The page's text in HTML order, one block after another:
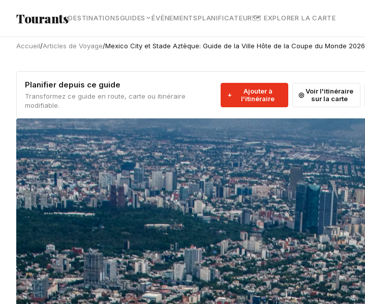
TourantsDESTINATIONSGUIDES ÉVÉNEMENTSPLANIFICATEUR🗺 EXPLORER LA CARTE
Accueil/Articles de Voyage/Mexico City et Stade Aztèque: Guide de la Ville Hôte de la Coupe du Monde 2026
Planifier depuis ce guide
Transformez ce guide en route, carte ou itinéraire
modifiable.
Ajouter à
l'itinéraire
Voir l'itinéraire
sur la carte